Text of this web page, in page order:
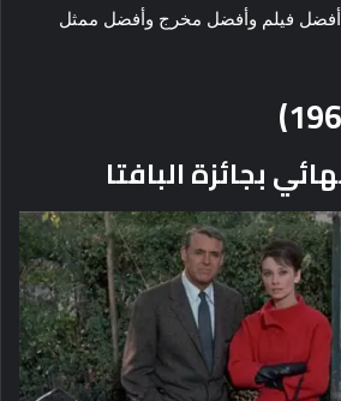
فيلم وأفضل مخرج وأفضل ممثل
بجائزة البافتا